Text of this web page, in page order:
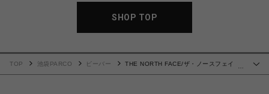
SHOP TOP
TOP 池袋PARCO ビーバー
THE NORTH FACE/ザ・ノースフェイ